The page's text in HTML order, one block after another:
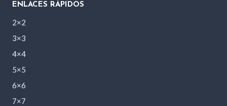
ENLACES RÁPIDOS
2×2
3×3
4×4
5×5
6×6
7×7